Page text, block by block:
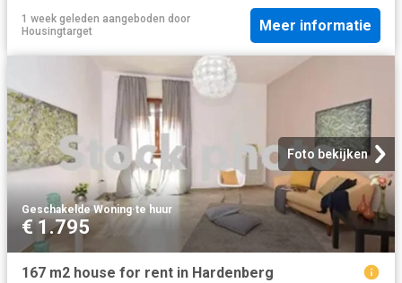
1 week geleden aangeboden door
Housingtarget
Meer informatie
Foto bekijken
Geschakelde Woning·te huur
€ 1.795
167 m2 house for rent in Hardenberg